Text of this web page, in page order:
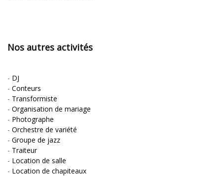
Nos autres activités
- DJ
- Conteurs
- Transformiste
- Organisation de mariage
- Photographe
- Orchestre de variété
- Groupe de jazz
- Traiteur
- Location de salle
- Location de chapiteaux